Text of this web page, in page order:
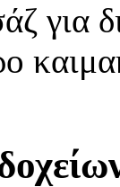
για